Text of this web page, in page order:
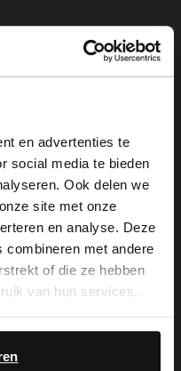
en advertenties te
social media te bieden
Ook delen we
site met onze
en analyse. Deze
combineren met andere
of die ze hebben
van hun services.
haben eine
×
English?
Dutch. Would